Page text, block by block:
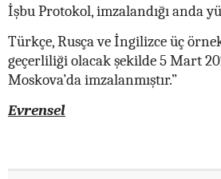
İşbu Protokol, imzalandığı anda
Türkçe, Rusça ve İngilizce üç
geçerliliği olacak şekilde 5 Mart
Moskova’da imzalanmıştır.”
Evrensel